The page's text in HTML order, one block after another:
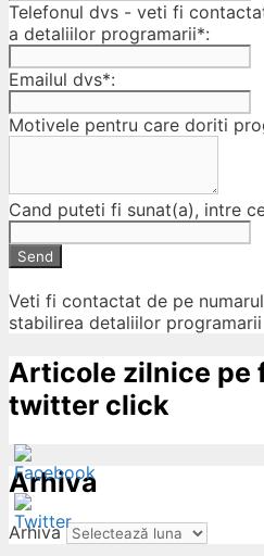
Telefonul dvs - veti fi
a detaliilor programarii*:
Emailul dvs*:
Motivele pentru care doriti
Cand puteti fi sunat(a), intre
Send
Veti fi contactat de pe
stabilirea detaliilor programarii
Articole zilnice pe
twitter click
Arhiva
Arhiva